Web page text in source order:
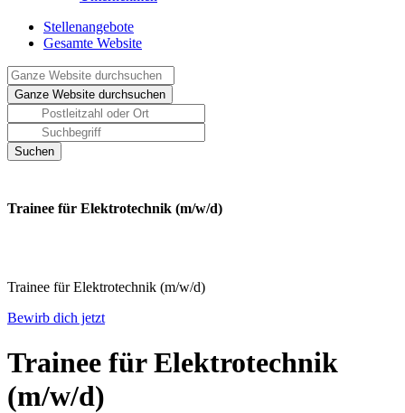
Stellenangebote
Gesamte Website
Trainee für Elektrotechnik (m/w/d)
Trainee für Elektrotechnik (m/w/d)
Bewirb dich jetzt
Trainee für Elektrotechnik
(m/w/d)